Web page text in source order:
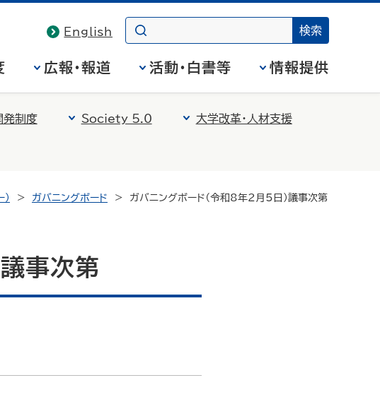
English
広報・報道 活動・白書等 情報提供
発制度 Society 5.0 大学改革・人材支援
ガバニングボード ガバニングボード（令和8年2月5日）議事次第
事次第